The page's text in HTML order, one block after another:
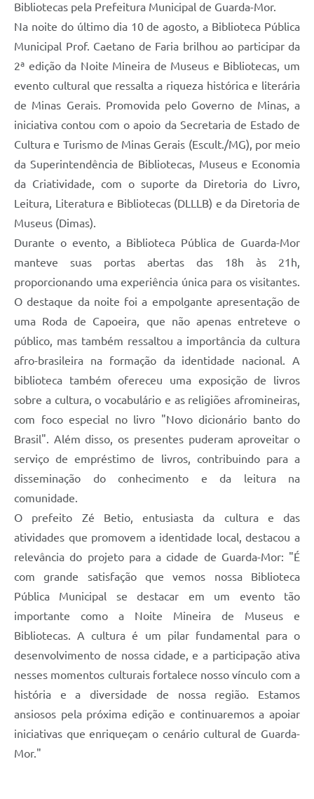
Bibliotecas pela Prefeitura Municipal de Guarda-Mor.
Na noite do último dia 10 de agosto, a Biblioteca Pública
Municipal Prof. Caetano de Faria brilhou ao participar da
2ª edição da Noite Mineira de Museus e Bibliotecas, um
evento cultural que ressalta a riqueza histórica e literária
de Minas Gerais. Promovida pelo Governo de Minas, a
iniciativa contou com o apoio da Secretaria de Estado de
Cultura e Turismo de Minas Gerais (Escult./MG), por meio
da Superintendência de Bibliotecas, Museus e Economia
da Criatividade, com o suporte da Diretoria do Livro,
Leitura, Literatura e Bibliotecas (DLLLB) e da Diretoria de
Museus (Dimas).
Durante o evento, a Biblioteca Pública de Guarda-Mor
manteve suas portas abertas das 18h às 21h,
proporcionando uma experiência única para os visitantes.
O destaque da noite foi a empolgante apresentação de
uma Roda de Capoeira, que não apenas entreteve o
público, mas também ressaltou a importância da cultura
afro-brasileira na formação da identidade nacional. A
biblioteca também ofereceu uma exposição de livros
sobre a cultura, o vocabulário e as religiões afromineiras,
com foco especial no livro "Novo dicionário banto do
Brasil". Além disso, os presentes puderam aproveitar o
serviço de empréstimo de livros, contribuindo para a
disseminação do conhecimento e da leitura na
comunidade.
O prefeito Zé Betio, entusiasta da cultura e das
atividades que promovem a identidade local, destacou a
relevância do projeto para a cidade de Guarda-Mor: "É
com grande satisfação que vemos nossa Biblioteca
Pública Municipal se destacar em um evento tão
importante como a Noite Mineira de Museus e
Bibliotecas. A cultura é um pilar fundamental para o
desenvolvimento de nossa cidade, e a participação ativa
nesses momentos culturais fortalece nosso vínculo com a
história e a diversidade de nossa região. Estamos
ansiosos pela próxima edição e continuaremos a apoiar
iniciativas que enriqueçam o cenário cultural de Guarda-
Mor."